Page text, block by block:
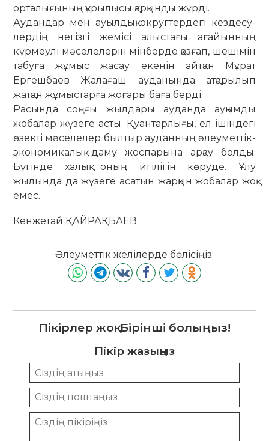
орталығының құрылысы қар­қынды жүрді.
Аудандар мен ауылдық округтердегі кезде­су­
лердің негізгі жемісі алыстағы ағайынның
күрмеулі мәселелерін мінберде қозғап, шешімін
табуға жұмыс жасау екенін айт­қан Мұрат
Ергешбаев Жалағаш ауданында атқа­рылып
жатқан жұмыстарға жоғары баға берді.
Расында соңғы жылдары ауданда ауқымды
жобалар жүзеге асты. Қуантарлығы, ел ішіндегі
өзекті мәселелер былтыр ауданның әлеуметтік-
экономи­калық даму жос­па­рына арқау болды.
Бүгінде халық оның игілігін көруде. Ұлу
жылында да жүзеге асатын жарқын жобалар жоқ
емес.
Кенжетай ҚАЙРАҚБАЕВ
Әлеуметтік желілерде бөлісіңіз:
Пікірлер жоқ. Бірінші болыңыз!
Пікір жазыңыз